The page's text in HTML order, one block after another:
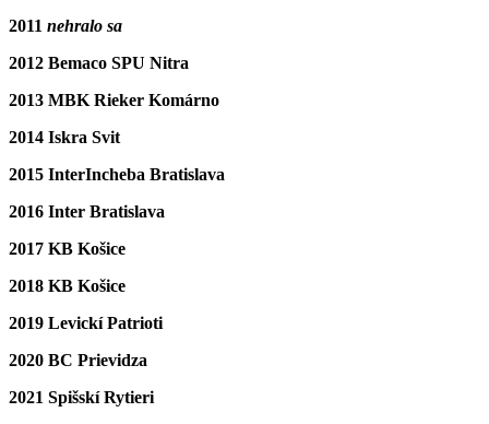
2011 nehralo sa
2012 Bemaco SPU Nitra
2013 MBK Rieker Komárno
2014 Iskra Svit
2015 InterIncheba Bratislava
2016 Inter Bratislava
2017 KB Košice
2018 KB Košice
2019 Levickí Patrioti
2020 BC Prievidza
2021 Spišskí Rytieri